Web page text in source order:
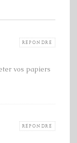
RÉPONDRE
vos papiers
RÉPONDRE